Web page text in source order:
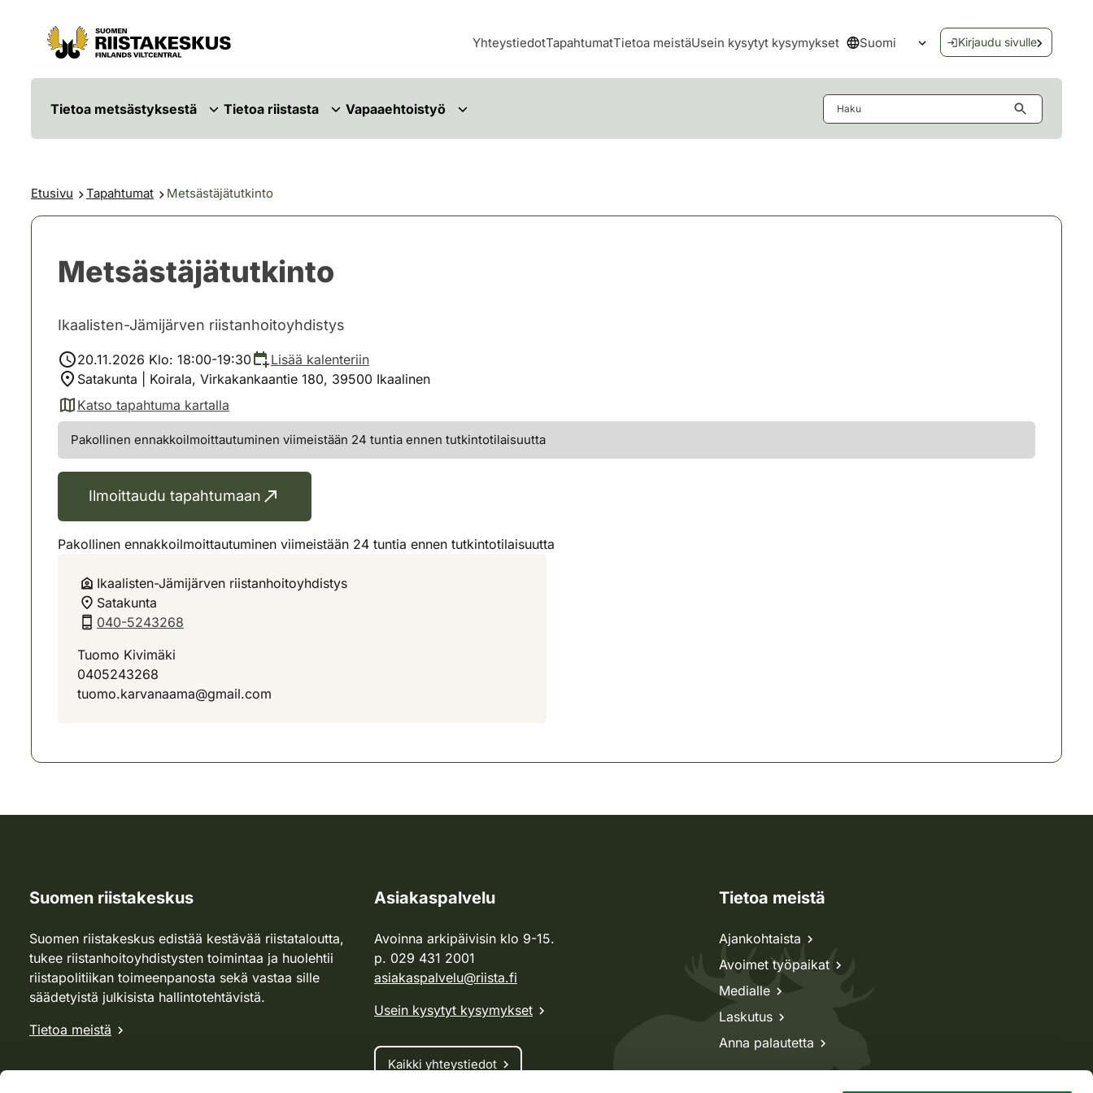
Siirry sisältöön
Siirry sivustokarttaan
YhteystiedotTapahtumatTietoa meistäUsein kysytyt kysymykset Suomi
Avaa kielivalikko
Kirjaudu sivulle
Tietoa metsästyksestä Tietoa riistasta Vapaaehtoistyö
Etusivu Tapahtumat Metsästäjätutkinto
Metsästäjätutkinto
Ikaalisten-Jämijärven riistanhoitoyhdistys
20.11.2026 Klo: 18:00-19:30
Lisää kalenteriin
Satakunta | Koirala, Virkakankaantie 180, 39500 Ikaalinen
Katso tapahtuma kartalla
(avautuu uuteen välilehteen)
Pakollinen ennakkoilmoittautuminen viimeistään 24 tuntia ennen tutkintotilaisuutta
Ilmoittaudu tapahtumaan
Pakollinen ennakkoilmoittautuminen viimeistään 24 tuntia ennen tutkintotilaisuutta
Ikaalisten-Jämijärven riistanhoitoyhdistys
Satakunta
040-5243268
Tuomo Kivimäki
0405243268
tuomo.karvanaama@gmail.com
Suomen riistakeskus
Suomen riistakeskus edistää kestävää riistataloutta,
tukee riistanhoitoyhdistysten toimintaa ja huolehtii
riistapolitiikan toimeenpanosta sekä vastaa sille
säädetyistä julkisista hallintotehtävistä.
Tietoa meistä
Asiakaspalvelu
Avoinna arkipäivisin klo 9-15.
p. 029 431 2001
asiakaspalvelu@riista.fi
Usein kysytyt kysymykset
Kaikki yhteystiedot
Tietoa meistä
Ajankohtaista
Avoimet työpaikat
Medialle
Laskutus
Anna palautetta